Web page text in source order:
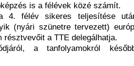
is a félévek közé számít.
4. félév sikeres teljesítése
(nyári szünetre tervezett)
résztvevőit a TTE delegálhatja.
a tanfolyamokról